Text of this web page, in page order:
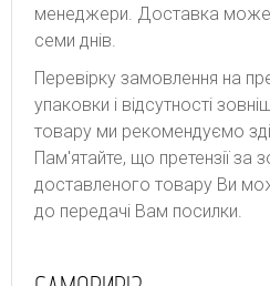
менеджери. Доставка може
семи днів.
Перевірку замовлення на
упаковки і відсутності
товару ми рекомендуємо
Пам'ятайте, що претензії за
доставленого товару Ви
до передачі Вам посилки.